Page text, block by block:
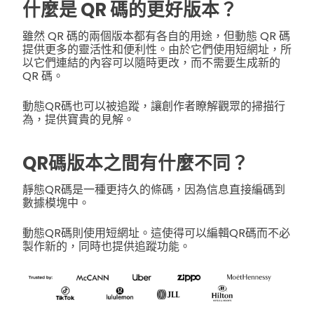
什麼是 QR 碼的更好版本？
雖然 QR 碼的兩個版本都有各自的用途，但動態 QR 碼
提供更多的靈活性和便利性。由於它們使用短網址，所
以它們連結的內容可以隨時更改，而不需要生成新的
QR 碼。
動態QR碼也可以被追蹤，讓創作者瞭解觀眾的掃描行
為，提供寶貴的見解。
QR碼版本之間有什麼不同？
靜態QR碼是一種更持久的條碼，因為信息直接編碼到
數據模塊中。
動態QR碼則使用短網址。這使得可以編輯QR碼而不必
製作新的，同時也提供追蹤功能。